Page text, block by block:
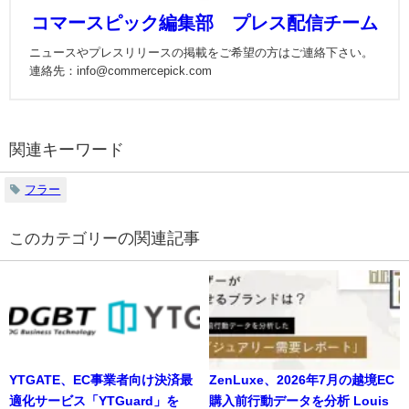
コマースピック編集部 プレス配信チーム
ニュースやプレスリリースの掲載をご希望の方はご連絡下さい。
連絡先：info@commercepick.com
関連キーワード
フラー
の関連記事
YTGATE、EC事業者向け決済最
適化サービス「YTGuard」を
ZenLuxe、2026年7月の越境EC
購入前行動データを分析 Louis